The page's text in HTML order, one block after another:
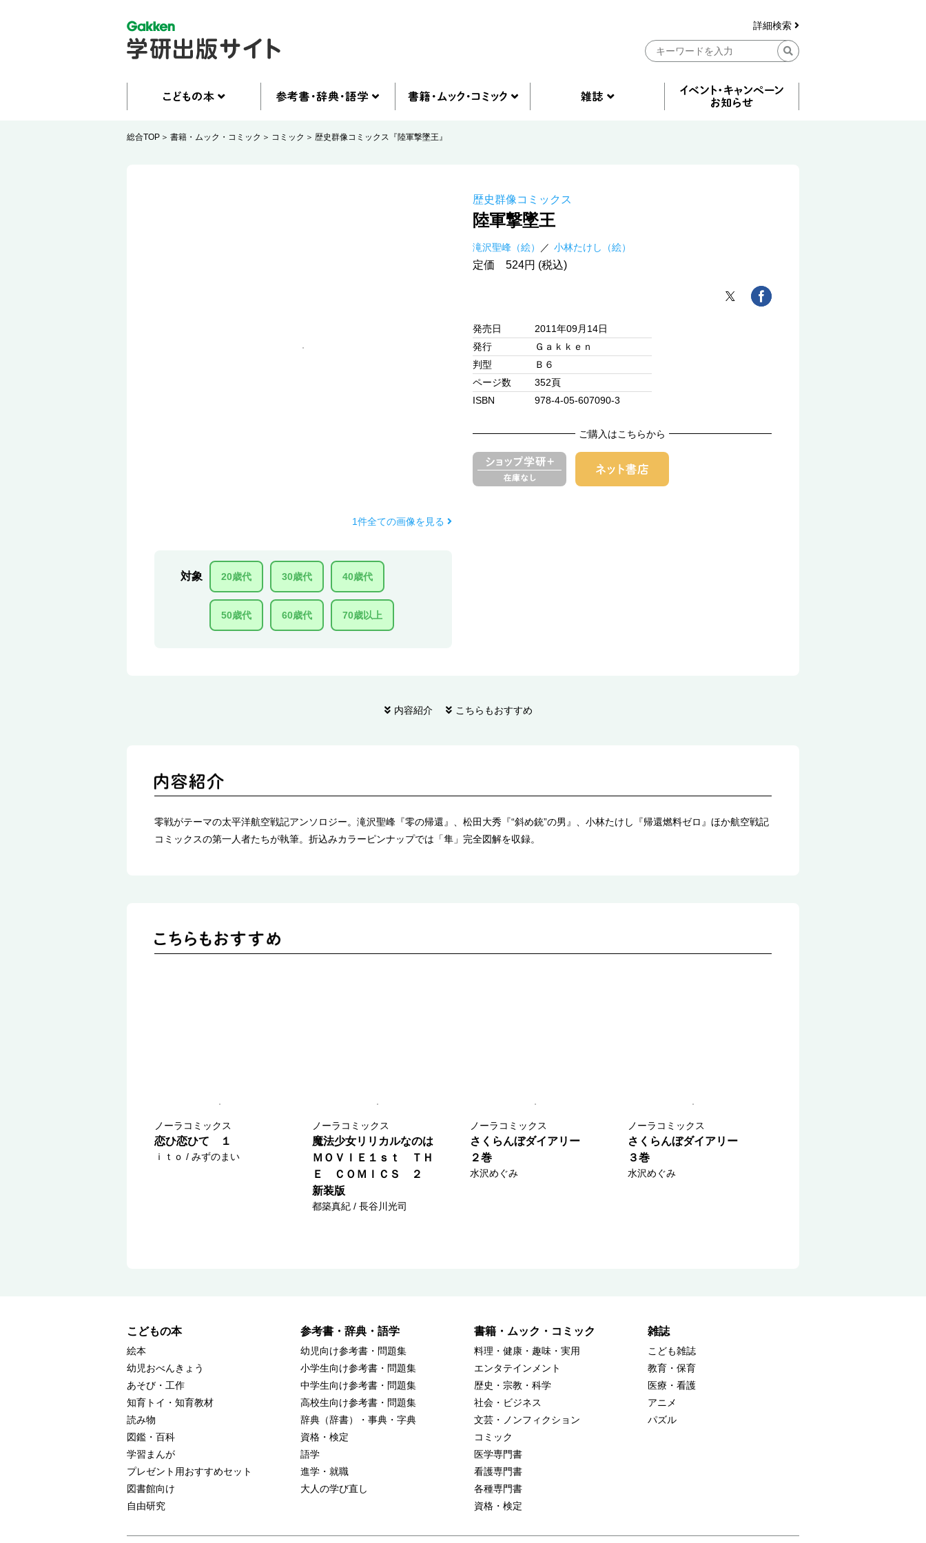
詳細検索
総合TOP 書籍・ムック・コミック コミック 歴史群像コミックス『陸軍撃墜王』
1件全ての画像を見る
対象 20歳代 30歳代 40歳代
50歳代 60歳代 70歳以上
歴史群像コミックス
陸軍撃墜王
滝沢聖峰（絵） 小林たけし（絵）
定価 524円 (税込)
発売日
2011年09月14日
発行
Ｇａｋｋｅｎ
判型
Ｂ６
ページ数
352頁
ISBN
978-4-05-607090-3
ご購入はこちらから
内容紹介 こちらもおすすめ
零戦がテーマの太平洋航空戦記アンソロジー。滝沢聖峰『零の帰還』、松田大秀『“斜め銃”の男』、小林たけし『帰還燃料ゼロ』ほか航空戦記
コミックスの第一人者たちが執筆。折込みカラーピンナップでは「隼」完全図解を収録。
ノーラコミックス
恋ひ恋ひて １
ｉｔｏ / みずのまい
ノーラコミックス
魔法少女リリカルなのは
ＭＯＶＩＥ１ｓｔ ＴＨ
Ｅ ＣＯＭＩＣＳ ２
新装版
都築真紀 / 長谷川光司
ノーラコミックス
さくらんぼダイアリー
２巻
水沢めぐみ
ノーラコミックス
さくらんぼダイアリー
３巻
水沢めぐみ
こどもの本
絵本
幼児おべんきょう
あそび・工作
知育トイ・知育教材
読み物
図鑑・百科
学習まんが
プレゼント用おすすめセット
図書館向け
自由研究
参考書・辞典・語学
幼児向け参考書・問題集
小学生向け参考書・問題集
中学生向け参考書・問題集
高校生向け参考書・問題集
辞典（辞書）・事典・字典
資格・検定
語学
進学・就職
大人の学び直し
書籍・ムック・コミック
料理・健康・趣味・実用
エンタテインメント
歴史・宗教・科学
社会・ビジネス
文芸・ノンフィクション
コミック
医学専門書
看護専門書
各種専門書
資格・検定
雑誌
こども雑誌
教育・保育
医療・看護
アニメ
パズル